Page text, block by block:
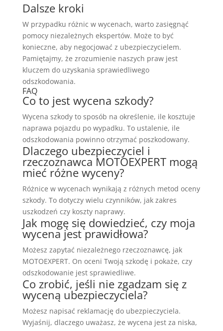
Dalsze kroki
W przypadku różnic w wycenach, warto zasięgnąć
pomocy niezależnych ekspertów. Może to być
konieczne, aby negocjować z ubezpieczycielem.
Pamiętajmy, że zrozumienie naszych praw jest
kluczem do uzyskania sprawiedliwego
odszkodowania.
FAQ
Co to jest wycena szkody?
Wycena szkody to sposób na określenie, ile kosztuje
naprawa pojazdu po wypadku. To ustalenie, ile
odszkodowania powinno otrzymać poszkodowany.
Dlaczego ubezpieczyciel i
rzeczoznawca MOTOEXPERT mogą
mieć różne wyceny?
Różnice w wycenach wynikają z różnych metod oceny
szkody. To dotyczy wielu czynników, jak zakres
uszkodzeń czy koszty naprawy.
Jak mogę się dowiedzieć, czy moja
wycena jest prawidłowa?
Możesz zapytać niezależnego rzeczoznawcę, jak
MOTOEXPERT. On oceni Twoją szkodę i pokaże, czy
odszkodowanie jest sprawiedliwe.
Co zrobić, jeśli nie zgadzam się z
wyceną ubezpieczyciela?
Możesz napisać reklamację do ubezpieczyciela.
Wyjaśnij, dlaczego uważasz, że wycena jest za niska,